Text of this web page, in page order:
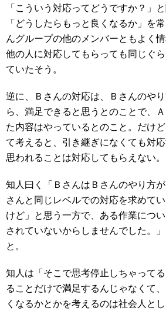
「こういう対応ってどうですか？」
「どうしたらもっと良くなるか」を
んグループの他のメンバーともよく
他の人に対応してもらっても同じぐ
ていたそう。
逆に、Ｂさんの対応は、Ｂさんのや
ら、満足できると思うとのことで、
た内容はやっているとのこと。だけ
て考えると、引き継ぎになくても対
思われることは対応してもらえない。
知人曰く「ＢさんはＢさんのやり方
さんと同じレベルでの対応を求めて
けど」と思う一方で、ある作業につ
されていないからしませんでした。
と。
知人は「そこで思考停止しちゃって
ることだけで満足するんじゃなくて
くなるかとかを考えるのは社会人と